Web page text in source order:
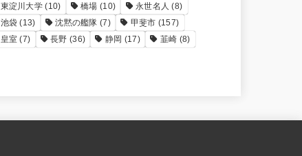
東淀川大学 (10) 橋場 (10) 永世名人 (8)
池袋 (13) 沈黙の艦隊 (7) 甲斐市 (157)
皇室 (7) 長野 (36) 静岡 (17) 韮崎 (8)